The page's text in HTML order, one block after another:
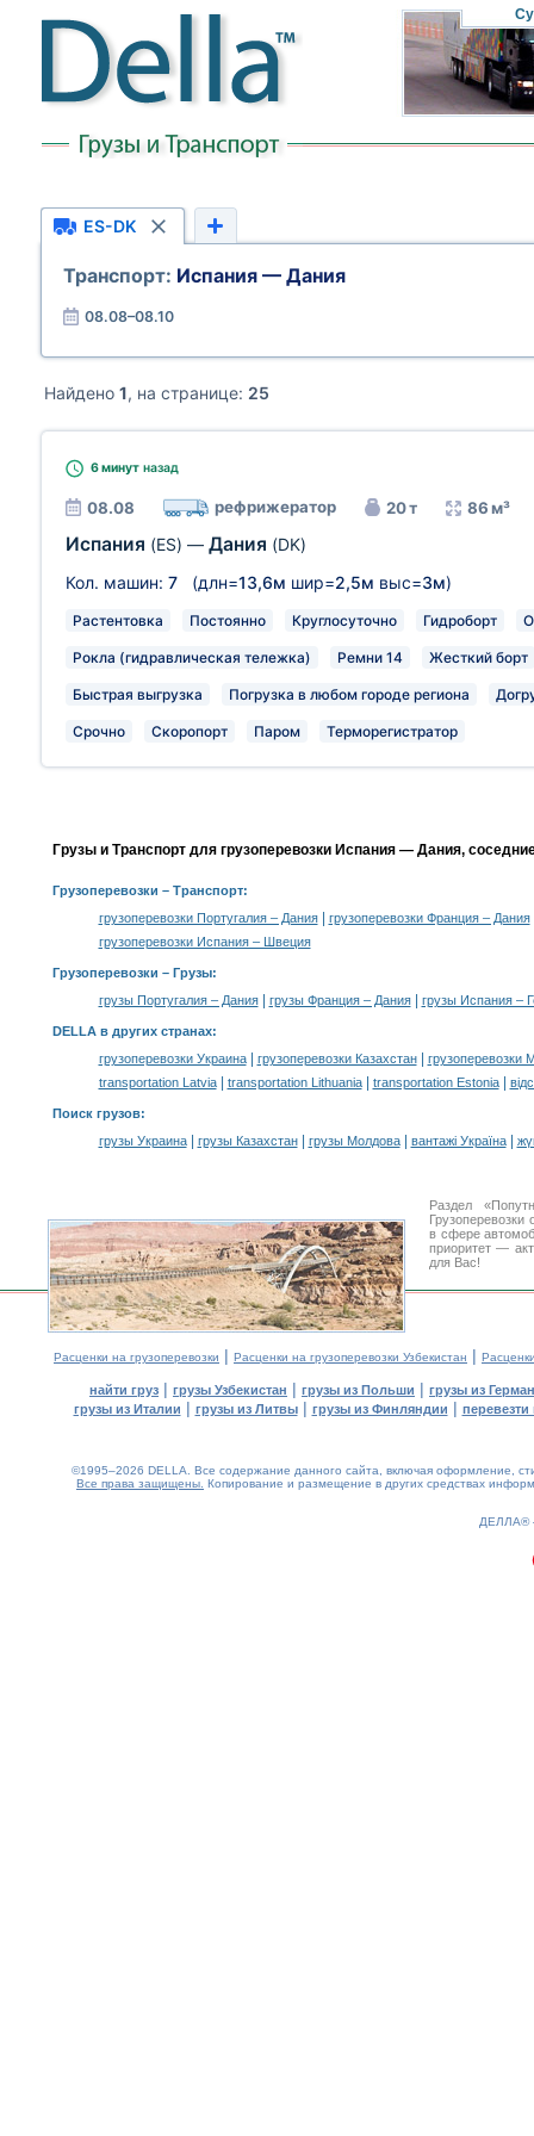
ES-DK
Транспорт: Испания — Дания
08.08–08.10
Найдено 1, на странице: 25
6 минут назад
08.08 рефрижератор 20 т 86 м³
Испания (ES) — Дания (DK)
Кол. машин: 7 (длн=13,6м шир=2,5м выс=3м)
Растентовка Постоянно Круглосуточно Гидроборт
Рокла (гидравлическая тележка) Ремни 14 Жесткий борт
Быстрая выгрузка Погрузка в любом городе региона
Срочно Скоропорт Паром Терморегистратор
Грузы и Транспорт для грузоперевозки Испания — Дания,
Грузоперевозки – Транспорт:
грузоперевозки Португалия – Дания| грузоперевозки Франция – Дания
грузоперевозки Испания – Швеция
Грузоперевозки – Грузы:
грузы Португалия – Дания| грузы Франция – Дания| грузы Испания –
DELLA в других странах:
грузоперевозки Украина| грузоперевозки Казахстан|
грузоперевозки
transportation Latvia| transportation Lithuania| transportation Estonia|
Поиск грузов:
грузы Украина| грузы Казахстан| грузы Молдова| вантажі Україна|
Раздел
в сфере
приоритет —
для Вас!
Расценки на грузоперевозки | Расценки на грузоперевозки Узбекистан |
найти груз | грузы Узбекистан | грузы из Польши | грузы из
грузы из Италии | грузы из Литвы| грузы из Финляндии | перевезти
©1995–2026 DELLA. Все содержание данного сайта, включая оформление,
Все права защищены. Копирование и размещение в других средствах